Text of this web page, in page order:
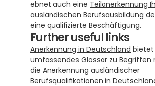
ebnet auch eine Teilanerkennung
ausländischen Berufsausbildung
eine qualifizierte Beschäftigung.
Further useful links
Anerkennung in Deutschland bietet
umfassendes Glossar zu Begriffen
die Anerkennung ausländischer
Berufsqualifikationen in